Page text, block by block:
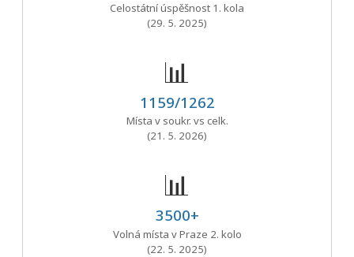
Celostátní úspěšnost 1. kola
(29. 5. 2025)
📊
1159/1262
Místa v soukr. vs celk.
(21. 5. 2026)
📊
3500+
Volná místa v Praze 2. kolo
(22. 5. 2025)